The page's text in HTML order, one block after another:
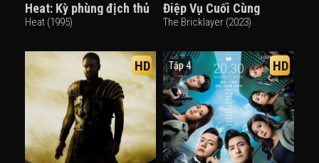
Heat: Kỳ phùng địch thủ
Heat (1995)
Điệp Vụ Cuối Cùng
The Bricklayer (2023)
HD Tập 4 HD